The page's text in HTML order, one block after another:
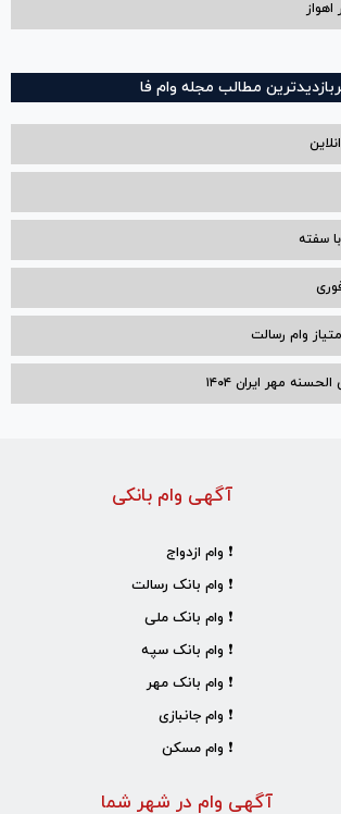
مطالب مجله وام فا
سفته
وام رسالت
مهر ایران ۱۴۰۴
آگهی وام بانکی
❗ وام ازدواج
❗ وام بانک رسالت
❗ وام بانک ملی
❗ وام بانک سپه
❗ وام بانک مهر
❗ وام جانبازی
❗ وام مسکن
آگهی وام در شهر شما